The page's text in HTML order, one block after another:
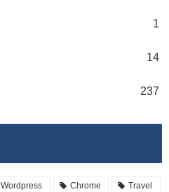
1
14
237
Wordpress Chrome Travel